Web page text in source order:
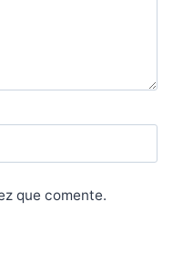
que comente.